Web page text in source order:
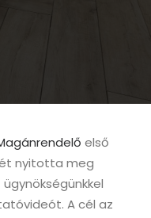
első
nyitotta meg
A cél az